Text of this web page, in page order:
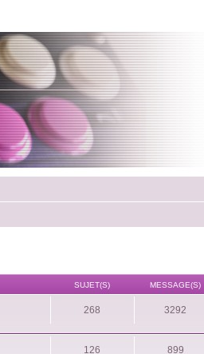
SUJET(S) MESSAGE(S)
268 3292
126 899